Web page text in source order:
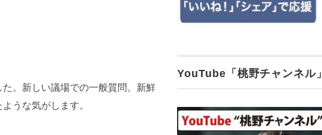
。新しい議場での一般質問。新鮮
うな気がします。
YouTube「桃野チャンネル」